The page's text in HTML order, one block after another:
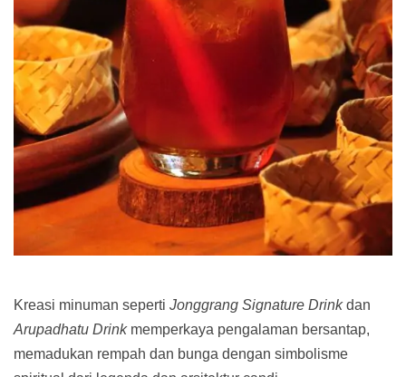
Kreasi minuman seperti Jonggrang Signature Drinkdan
Arupadhatu Drinkmemperkaya pengalaman bersantap,
memadukan rempah dan bunga dengan simbolisme